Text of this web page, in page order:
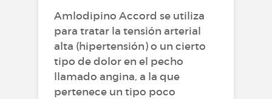
Amlodipino Accord se utiliza
para tratar la tensión arterial
alta (hipertensión) o un cierto
tipo de dolor en el pecho
llamado angina, a la que
pertenece un tipo poco